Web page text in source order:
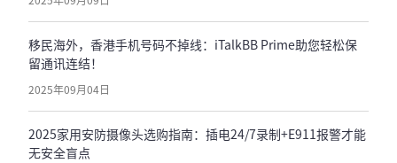
移民海外，香港手机号码不掉线：iTalkBB Prime助您轻松保
留通讯连结！
2025年09月04日
2025家用安防摄像头选购指南：插电24/7录制+E911报警才能
无安全盲点